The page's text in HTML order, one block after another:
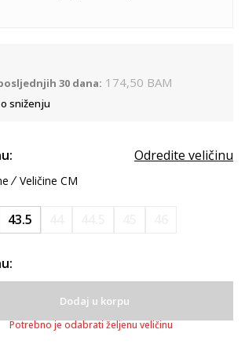
30 dana: 174,50 BAM
sniženju
Odredite veličinu
Veličine CM
43.5
Dodaj u korpu
Potrebno je odabrati željenu veličinu